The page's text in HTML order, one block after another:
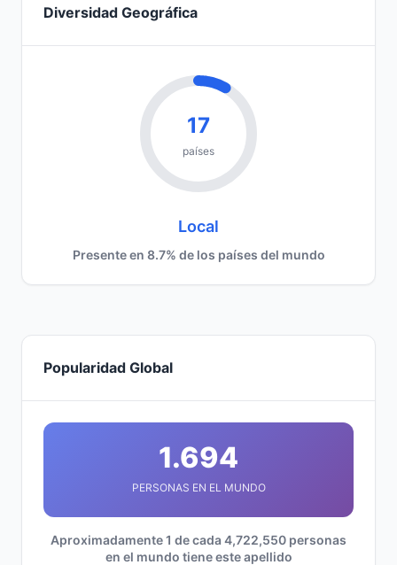
Diversidad Geográfica
17
países
Local
Presente en 8.7% de los países del mundo
Popularidad Global
1.694
PERSONAS EN EL MUNDO
Aproximadamente 1 de cada 4,722,550 personas
en el mundo tiene este apellido